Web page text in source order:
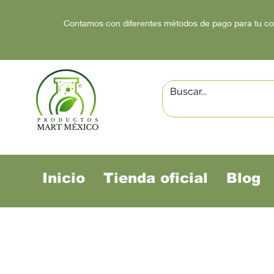
Contamos con diferentes métodos de pago para tu
Inicio Tienda oficial Blog